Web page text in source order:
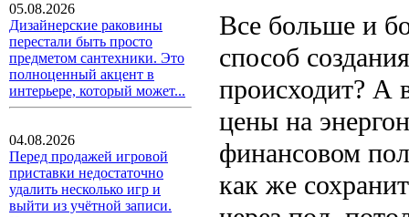
05.08.2026
Дизайнерские раковины
перестали быть просто
предметом сантехники. Это
полноценный акцент в
интерьере, который может...
04.08.2026
Перед продажей игровой
приставки недостаточно
удалить несколько игр и
выйти из учётной записи.
Все больше и
способ
происходит? А
цены на
финансовом
как же